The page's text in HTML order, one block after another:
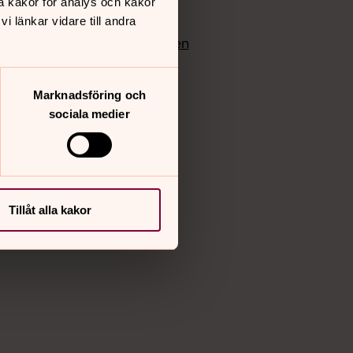
länkar vidare till andra
Marknadsföring och
sociala medier
Tillåt alla kakor
Instagram
Vimeo
Bloggportalen